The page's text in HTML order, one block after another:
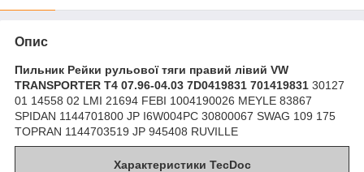
Опис
Пильник Рейки рульової тяги правий лівий VW
TRANSPORTER T4 07.96-04.03 7D0419831 701419831 30127
01 14558 02 LMI 21694 FEBI 1004190026 MEYLE 83867
SPIDAN 1144701800 JP I6W004PC 30800067 SWAG 109 175
TOPRAN 1144703519 JP 945408 RUVILLE
Характеристики TecDoc